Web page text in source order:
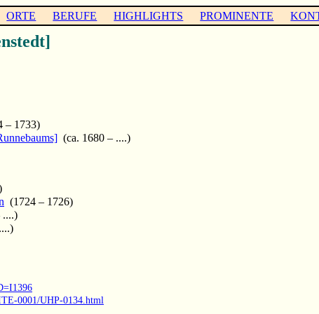
ORTE BERUFE HIGHLIGHTS PROMINENTE
– 1733)
(ca. 1680 – ....)
(1724 – 1726)
....)
0001/UHP-0134.html